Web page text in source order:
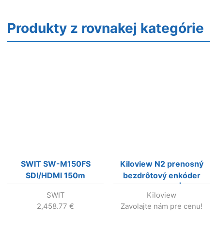
Produkty z rovnakej kategórie
SWIT SW-M150FS
SDI/HDMI 150m
SWIT
2,458.77 €
Kiloview N2 prenosný
bezdrôtový enkóder
HDMI do NDI|HX
Kiloview
Zavolajte nám pre cenu!